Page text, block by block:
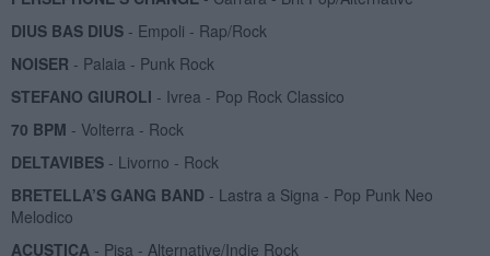
DIUS BAS DIUS- Empoli - Rap/Rock
NOISER - Palaia - Punk Rock
STEFANO GIUROLI - Ivrea - Pop Rock Classico
70 BPM - Volterra - Rock
DELTAVIBES- Livorno - Rock
BRETELLA’S GANG BAND- Lastra a Signa - Pop Punk Neo
Melodico
ACUSTICA - Pisa - Alternative/Indie Rock